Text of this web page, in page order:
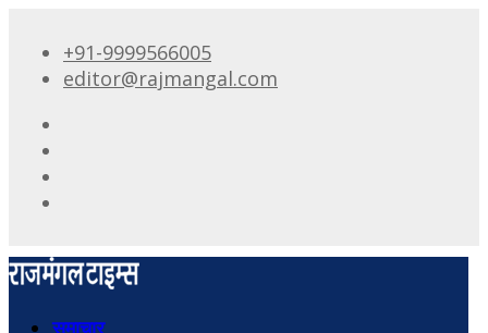
+91-9999566005
editor@rajmangal.com
समाचार